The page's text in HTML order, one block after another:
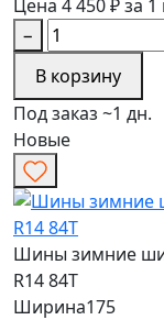
Цена 4 450 ₽ за 1
−
В корзину
Под заказ ~1 дн.
Новые
Шины зимние
R14 84T
Ширина175